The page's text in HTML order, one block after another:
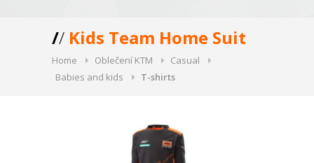
// Kids Team Home Suit
Home Oblečení KTM
Casual
Babies and kids
T-shirts